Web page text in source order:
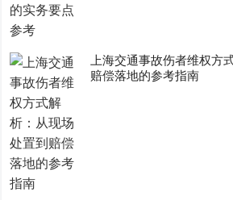
上海交通事故伤者维权方
赔偿落地的参考指南